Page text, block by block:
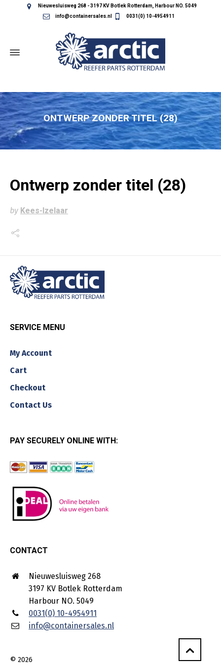
Nieuwesluisweg 268 - 3197 KV Botlek Rotterdam, Harbour NO. 5049
info@containersales.nl
0031(0) 10-4954911
ONTWERP ZONDER TITEL (28)
Ontwerp zonder titel (28)
by Kees-Izelaar
SERVICE MENU
My Account
Cart
Checkout
Contact Us
PAY SECURELY ONLINE WITH:
CONTACT
Nieuwesluisweg 268
3197 KV Botlek Rotterdam
Harbour NO. 5049
0031(0) 10-4954911
info@containersales.nl
© 2026